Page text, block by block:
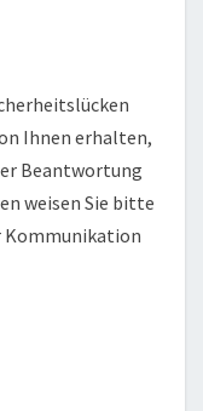
Ihnen erhalten,
Beantwortung
weisen Sie bitte
Kommunikation